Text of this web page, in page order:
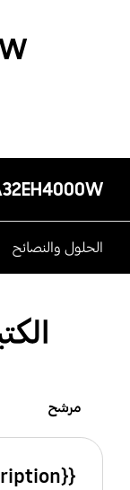
الحلول والنصائح
مرشح
{{file.description}}